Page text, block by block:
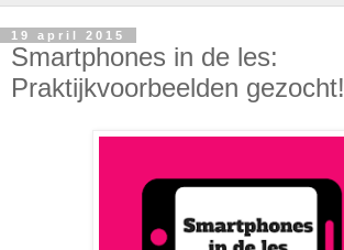
19 april 2015
Smartphones in de les:
Praktijkvoorbeelden gezocht!